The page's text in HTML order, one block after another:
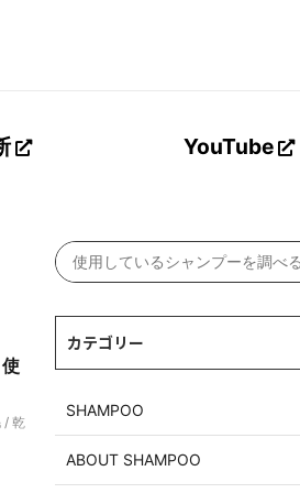
YouTube
/ 乾
カテゴリー
SHAMPOO
ABOUT SHAMPOO